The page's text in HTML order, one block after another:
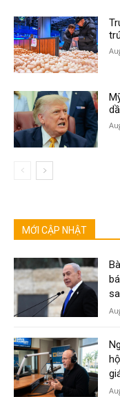
MỚI CẬP NHẬT